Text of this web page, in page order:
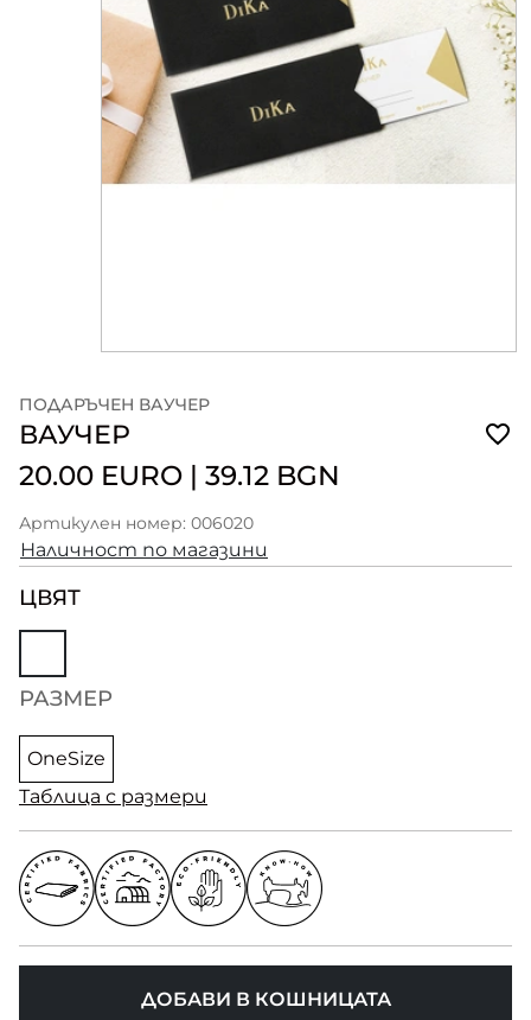
ПОДАРЪЧЕН ВАУЧЕР
ВАУЧЕР
20.00 EURO | 39.12 BGN
Артикулен номер: 006020
Наличност по магазини
ЦВЯТ
РАЗМЕР
OneSize
Таблица с размери
ДОБАВИ В КОШНИЦАТА